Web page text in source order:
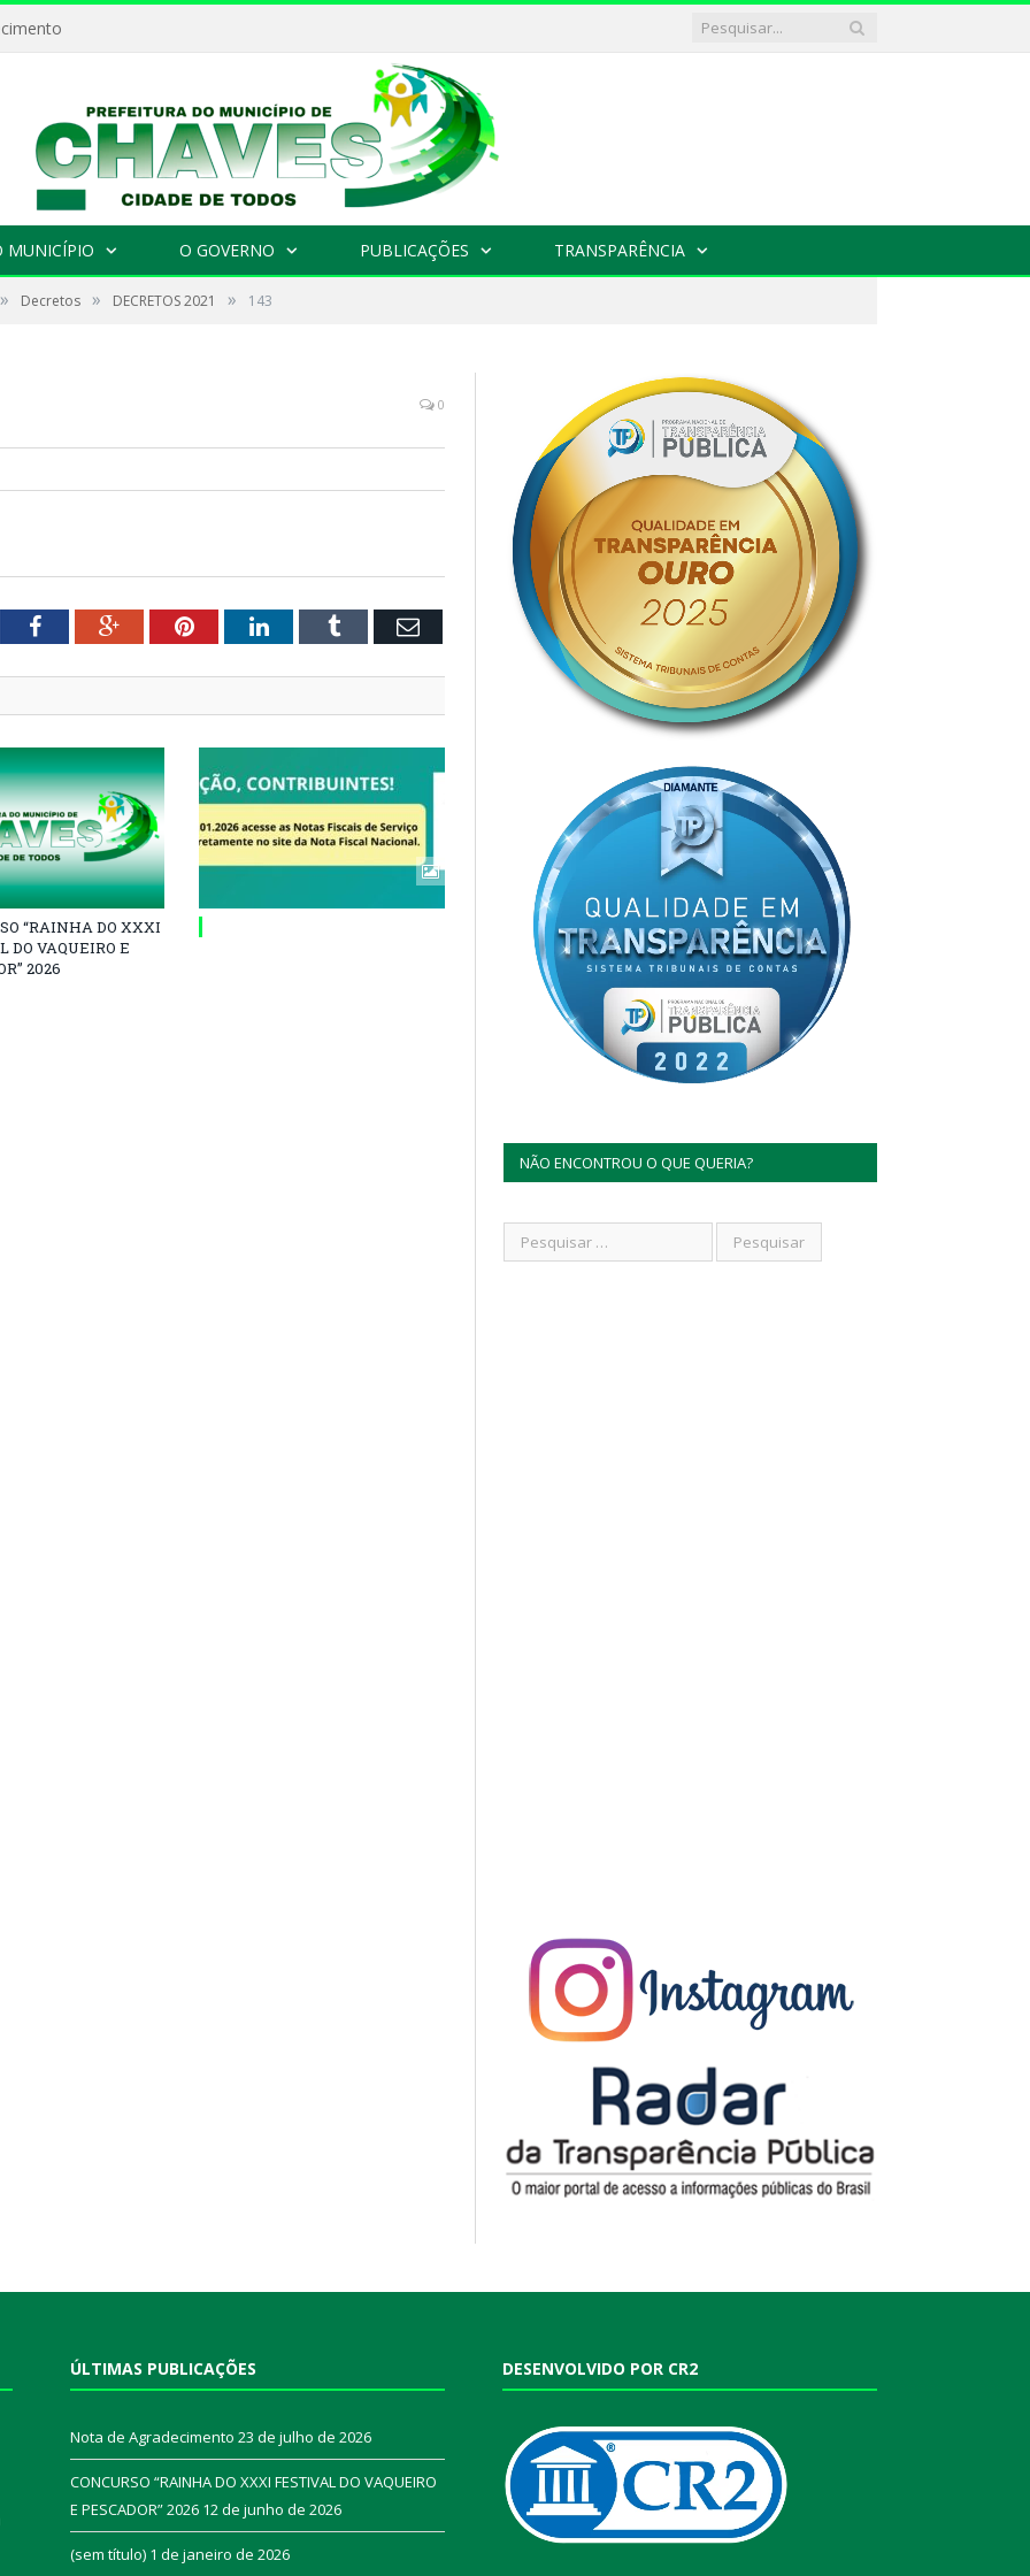
MUNICÍPIO O GOVERNO PUBLICAÇÕES TRANSPARÊNCIA
» Decretos » DECRETOS 2021 » 143
0
FacebookGoogle+PinterestLinkedInTumblr Email
“RAINHA DO XXXI
DO VAQUEIRO E
2026
NÃO ENCONTROU O QUE QUERIA?
ÚLTIMAS PUBLICAÇÕES
Nota de Agradecimento 23 de julho de 2026
CONCURSO “RAINHA DO XXXI FESTIVAL DO VAQUEIRO
E PESCADOR” 2026 12 de junho de 2026
(sem título) 1 de janeiro de 2026
DESENVOLVIDO POR CR2